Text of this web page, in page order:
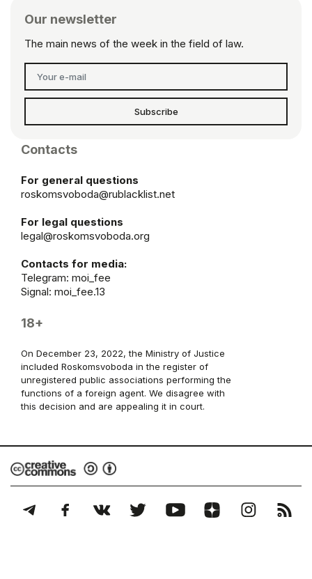
Our newsletter
The main news of the week in the field of law.
Subscribe
Contacts
For general questions
roskomsvoboda@rublacklist.net
For legal questions
legal@roskomsvoboda.org
Contacts for media:
Telegram: moi_fee
Signal: moi_fee.13
18+
On December 23, 2022, the Ministry of Justice
included Roskomsvoboda in the register of
unregistered public associations performing the
functions of a foreign agent. We disagree with
this decision and are appealing it in court.